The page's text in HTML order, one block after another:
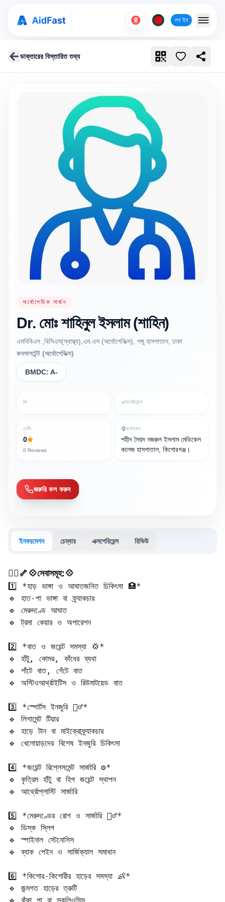
লগ ইন
ডাক্তারের বিস্তারিত তথ্য
অর্থোপেডিক সার্জন
Dr. মোঃ শাহিনুল ইসলাম (শাহিন)
এমবিবিএস ,বিসিএস(স্বাস্থ্য),এম.এস (অর্থোপেডিক্স), পঙ্গু হাসপাতাল, ঢাকা
কনসালটেন্ট (অর্থোপেডিক্স)
BMDC: A-
ফি এক্সপেরিয়েন্স
রেটিং
0
0 Reviews
কর্মস্থল
শহীদ সৈয়দ নজরুল ইসলাম মেডিকেল
কলেজ হাসপাতাল, কিশোরগঞ্জ।
জরুরি কল করুন
ইনফরমেশন চেম্বার এক্সপেরিয়েন্স রিভিউ
🧑‍⚕️🦴💠সেবাসমূহ:💠
1️⃣ *হাড় ভাঙ্গা ও আঘাতজনিত চিকিৎসা 🏥*
🔹 হাত-পা ভাঙ্গা বা ফ্র্যাকচার
🔹 মেরুদণ্ডে আঘাত
🔹 ট্রমা কেয়ার ও অপারেশন
2️⃣ *বাত ও জয়েন্ট সমস্যা 💢*
🔹 হাঁটু, কোমর, কাঁধের ব্যথা
🔹 গাঁটে বাত, গেঁটে বাত
🔹 অস্টিওআর্থ্রাইটিস ও রিউমাটয়েড বাত
3️⃣ *স্পোর্টস ইনজুরি 🏃‍♂️*
🔹 লিগামেন্ট টিয়ার
🔹 হাড়ে টান বা মাইক্রোফ্র্যাকচার
🔹 খেলোয়াড়দের বিশেষ ইনজুরি চিকিৎসা
4️⃣ *জয়েন্ট রিপ্লেসমেন্ট সার্জারি ⚙️*
🔹 কৃত্রিম হাঁটু বা হিপ জয়েন্ট স্থাপন
🔹 আর্থ্রোপ্লাস্টি সার্জারি
5️⃣ *মেরুদণ্ডের রোগ ও সার্জারি 🧍‍♂️*
🔹 ডিস্ক স্লিপ
🔹 স্পাইনাল স্টেনোসিস
🔹 ব্যাক পেইন ও সার্জিক্যাল সমাধান
6️⃣ *কিশোর-কিশোরীর হাড়ের সমস্যা 👶*
🔹 জন্মগত হাড়ের ত্রুটি